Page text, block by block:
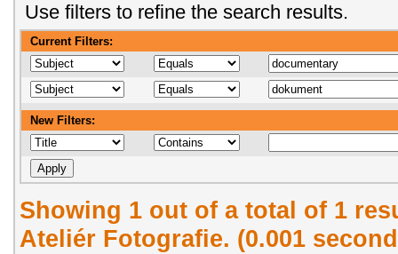
Use filters to refine the search results.
Current Filters:
New Filters:
Showing 1 out of a total of 1
Ateliér Fotografie. (0.001